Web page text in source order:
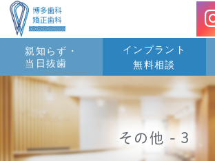
親知らず・
当日抜歯
インプラント
無料相談
その他 - 3